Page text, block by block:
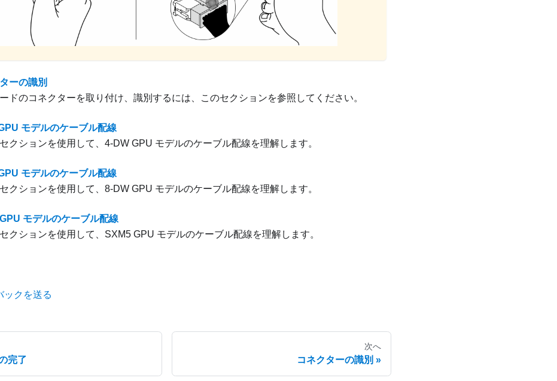
ーの識別
ドのコネクターを取り付け、識別するには、このセクションを参照してください。
モデルのケーブル配線
クションを使用して、 4-DW GPU モデルのケーブル配線を理解します。
モデルのケーブル配線
クションを使用して、 8-DW GPU モデルのケーブル配線を理解します。
モデルのケーブル配線
クションを使用して、 SXM5 GPU モデルのケーブル配線を理解します。
ックを送る
完了
次へ
コネクターの識別